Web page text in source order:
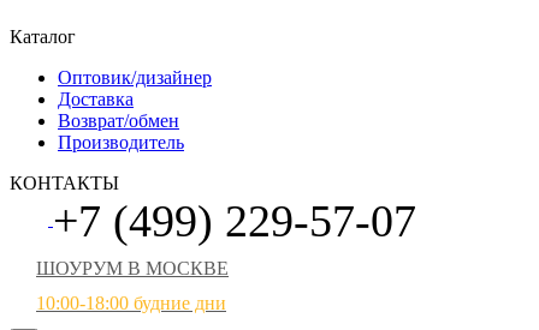
Каталог
Оптовик/дизайнер
Доставка
Возврат/обмен
Производитель
КОНТАКТЫ
+7 (499) 229-57-07
ШОУРУМ В МОСКВЕ
10:00-18:00 будние дни